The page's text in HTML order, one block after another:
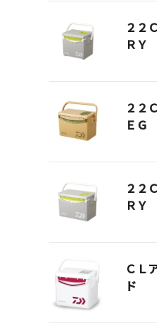
２２
ＲＹ
２２
ＥＧ
２２
ＲＹ
ＣＬ
ド